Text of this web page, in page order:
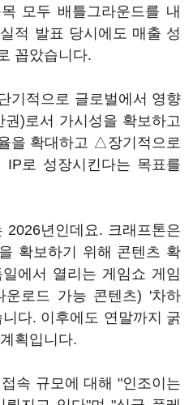
모두 배틀그라운드를 내
적 발표 당시에도 매출 성
꼽았습니다.
기적으로 글로벌에서 영향
)로서 가시성을 확보하고
을 확대하고 △장기적으로
로 성장시킨다는 목표를
2026년인데요. 크래프톤은
확보하기 위해 콘텐츠 확
에서 열리는 게임쇼 게임
운로드 가능 콘텐츠) '차하
다. 이후에도 연말까지 굵
획입니다.
속 규모에 대해 "인조이는